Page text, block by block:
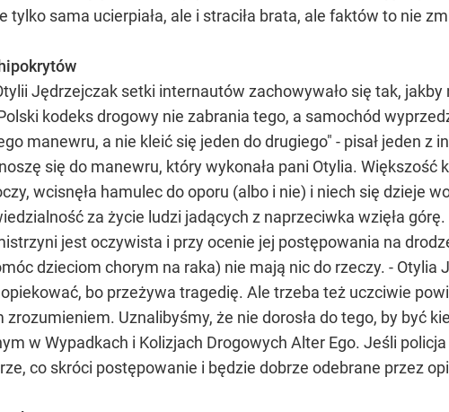
tylko sama ucierpiała, ale i straciła brata, ale faktów to nie
Jędrzejczak setki internautów zachowywało się tak,
kodeks drogowy nie zabrania tego, a samochód
manewru, a nie kleić się jeden do drugiego" - pisał jeden z
się do manewru, który wykonała pani Otylia.
wcisnęła hamulec do oporu (albo i nie) i niech się dzieje
za życie ludzi jadących z naprzeciwka wzięła
jest oczywista i przy ocenie jej postępowania na
dzieciom chorym na raka) nie mają nic do rzeczy. -
bo przeżywa tragedię. Ale trzeba też uczciwie
zrozumieniem. Uznalibyśmy, że nie dorosła do tego, by być
w Wypadkach i Kolizjach Drogowych Alter Ego. Jeśli
co skróci postępowanie i będzie dobrze odebrane przez